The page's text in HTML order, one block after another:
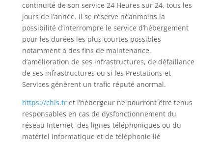
continuité de son service 24 Heures sur 24, tous les
jours de l’année. Il se réserve néanmoins la
possibilité d’interrompre le service d’hébergement
pour les durées les plus courtes possibles
notamment à des fins de maintenance,
d’amélioration de ses infrastructures, de défaillance
de ses infrastructures ou si les Prestations et
Services génèrent un trafic réputé anormal.
https://chls.fret l’hébergeur ne pourront être tenus
responsables en cas de dysfonctionnement du
réseau Internet, des lignes téléphoniques ou du
matériel informatique et de téléphonie lié